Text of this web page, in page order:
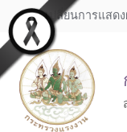
Skip to main content
เปลี่ยนการแสดง